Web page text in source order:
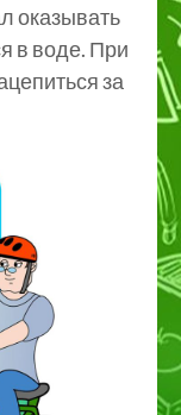
оказывать
в воде. При
за